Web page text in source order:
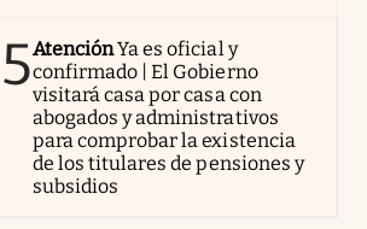
5AtenciónYa es oficial y
confirmado | El Gobierno
visitará casa por casa con
abogados y administrativos
para comprobar la existencia
de los titulares de pensiones y
subsidios